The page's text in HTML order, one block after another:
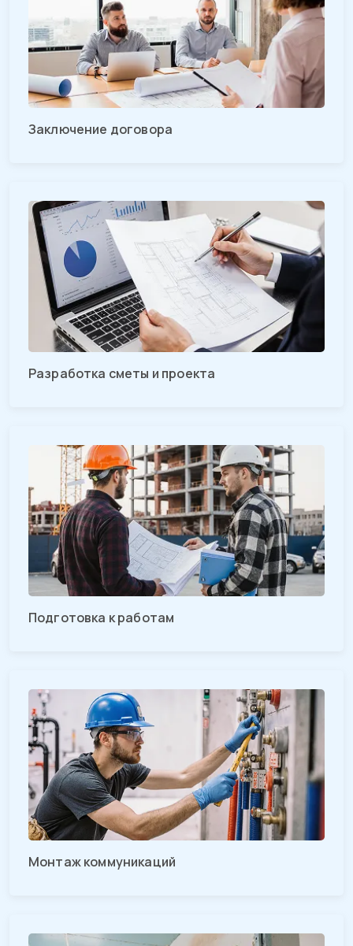
Заключение договора
Разработка сметы и проекта
Подготовка к работам
Монтаж коммуникаций